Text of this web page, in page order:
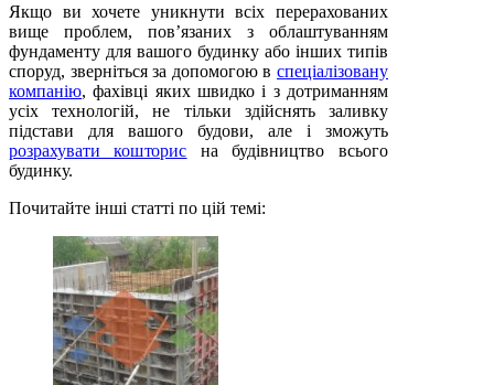
Якщо ви хочете уникнути всіх перерахованих
вище проблем, пов’язаних з облаштуванням
фундаменту для вашого будинку або інших типів
споруд, зверніться за допомогою в спеціалізовану
компанію, фахівці яких швидко і з дотриманням
усіх технологій, не тільки здійснять заливку
підстави для вашого будови, але і зможуть
розрахувати кошторис на будівництво всього
будинку.
Почитайте інші статті по цій темі: